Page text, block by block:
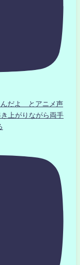
だよ とアニメ声
上がりながら両手